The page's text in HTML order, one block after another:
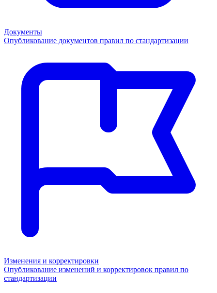
Документы
Опубликование документов правил по стандартизации
Изменения и корректировки
Опубликование изменений и корректировок правил по
стандартизации